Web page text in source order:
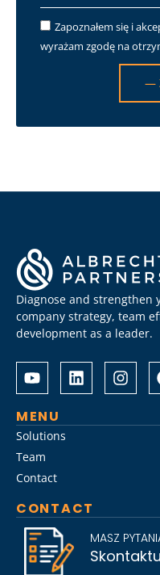
Zapoznałem się i
wyrażam zgodę na
—
Diagnose and strengthen
company strategy, team
development as a leader.
Albrecht
Partners
разом
із
Сіті
розробили
Слот
Сіті
вхід
Разом
Albrechtpartners
в
Slot
провели
дослідження
топ-
менеджменту,
виявивши
ключові
MENU
Solutions
Team
Contact
CONTACT
MASZ